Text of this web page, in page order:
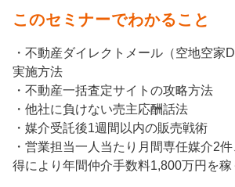
このセミナーでわかること
・不動産ダイレクトメール（空地空家
実施方法
・不動産一括査定サイトの攻略方法
・他社に負けない売主応酬話法
・媒介受託後1週間以内の販売戦術
・営業担当一人当たり月間専任媒介2
得により年間仲介手数料1,800万円を稼